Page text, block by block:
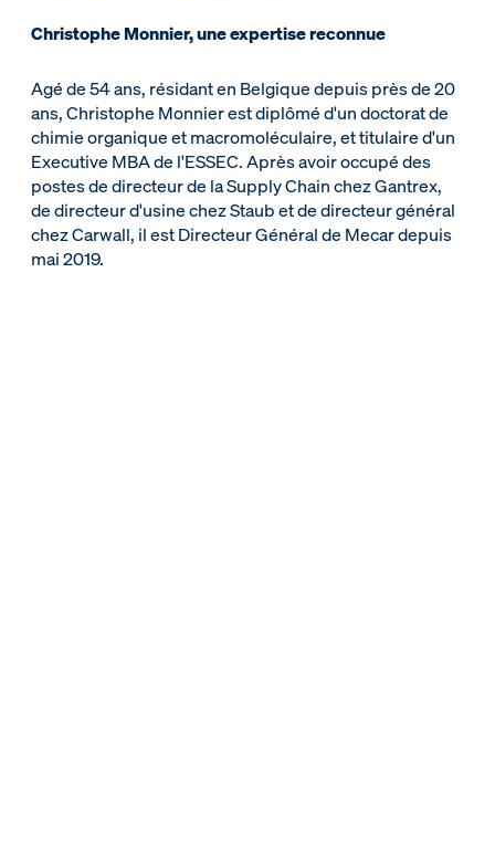
Christophe Monnier, une expertise reconnue
Agé de 54 ans, résidant en Belgique depuis près de 20
ans, Christophe Monnier est diplômé d'un doctorat de
chimie organique et macromoléculaire, et titulaire d'un
Executive MBA de l'ESSEC. Après avoir occupé des
postes de directeur de la Supply Chain chez Gantrex,
de directeur d'usine chez Staub et de directeur général
chez Carwall, il est Directeur Général de Mecar depuis
mai 2019.